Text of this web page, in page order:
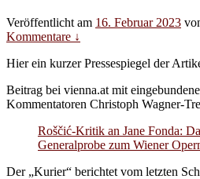
Veröffentlicht am 16. Februar 2023
Kommentare ↓
Hier ein kurzer Pressespiegel der
Beitrag bei vienna.at mit
Kommentatoren Christoph Wagner-
Roščić-Kritik an Jane Fonda:
Generalprobe zum Wiener
Der „Kurier“ berichtet vom letzten